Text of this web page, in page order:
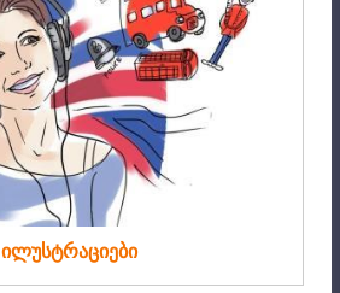
ილუსტრაციები